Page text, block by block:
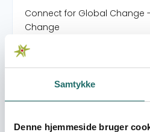
Samtykke
Denne hjemmeside bruger
Connect for Global Change
Change
Sustainable
inmates in Zambia -